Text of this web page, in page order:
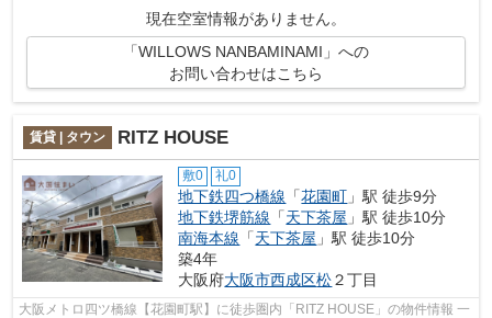
現在空室情報がありません。
「WILLOWS NANBAMINAMI」への
お問い合わせはこちら
賃貸 | タウン RITZ HOUSE
敷0 礼0
地下鉄四つ橋線 「花園町 」駅 徒歩9分
地下鉄堺筋線 「天下茶屋 」駅 徒歩10分
南海本線 「天下茶屋 」駅 徒歩10分
築4年
大阪府大阪市西成区松２丁目
大阪メトロ四ツ橋線【花園町駅】に徒歩圏内「RITZ HOUSE」の物件情報 一